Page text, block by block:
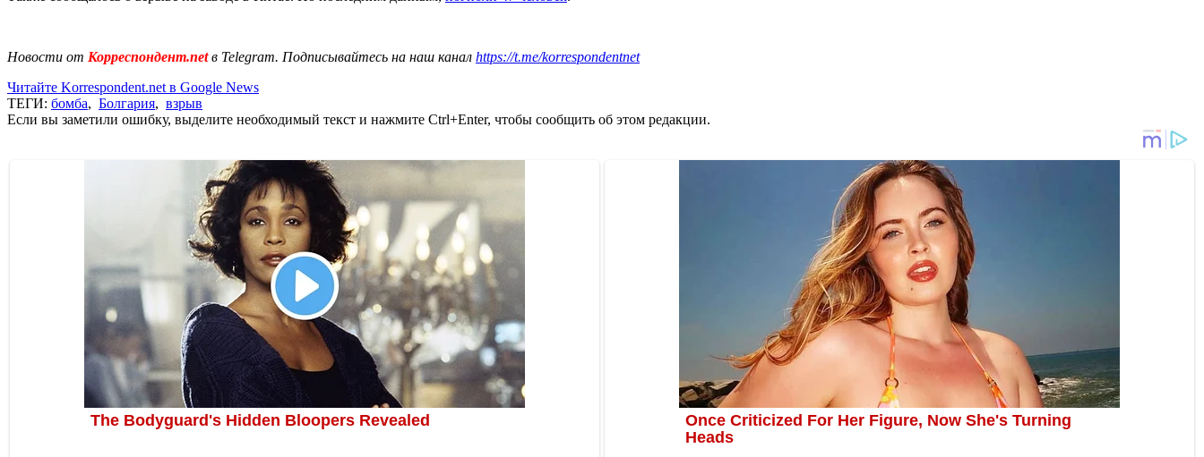
Новости от Корреспондент.netв Telegram. Подписывайтесь на наш канал https://t.me/korrespondentnet
Читайте Korrespondent.net в Google News
ТЕГИ: бомба, Болгария, взрыв
Если вы заметили ошибку, выделите необходимый текст и нажмите Ctrl+Enter, чтобы сообщить об этом редакции.